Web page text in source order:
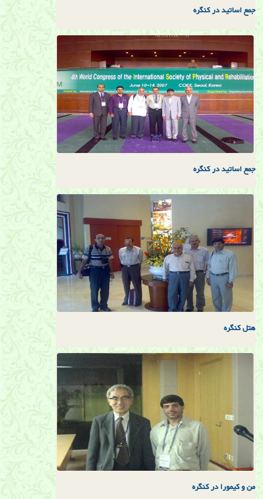
جمع اساتيد در كنگره
جمع اساتيد در كنگره
هتل كنگره
من و كيمورا در كنگره